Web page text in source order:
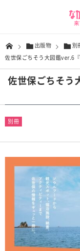
出版物
別
佐世保ごちそう大図鑑ver.6
佐世保ごちそう
別冊